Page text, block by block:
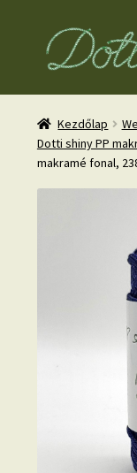
Ugrás
Kilépés
Kezdőlap
Dotti shiny PP
makramé fonal,